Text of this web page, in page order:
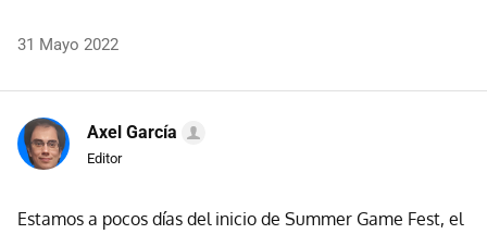
31 Mayo 2022
Axel García
Editor
Estamos a pocos días del inicio de Summer Game Fest, el